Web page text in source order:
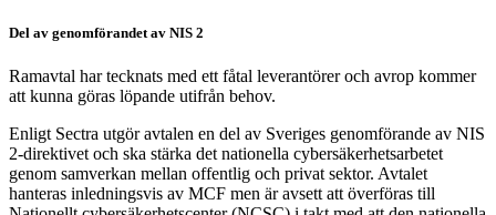
Del av genomförandet av NIS 2
Ramavtal har tecknats med ett fåtal leverantörer och avrop kommer
att kunna göras löpande utifrån behov.
Enligt Sectra utgör avtalen en del av Sveriges genomförande av NIS
2-direktivet och ska stärka det nationella cybersäkerhetsarbetet
genom samverkan mellan offentlig och privat sektor. Avtalet
hanteras inledningsvis av MCF men är avsett att överföras till